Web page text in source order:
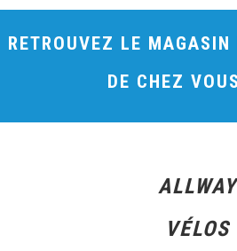
RETROUVEZ LE
DE CHEZ VOUS
ALLWAY
VÉLOS